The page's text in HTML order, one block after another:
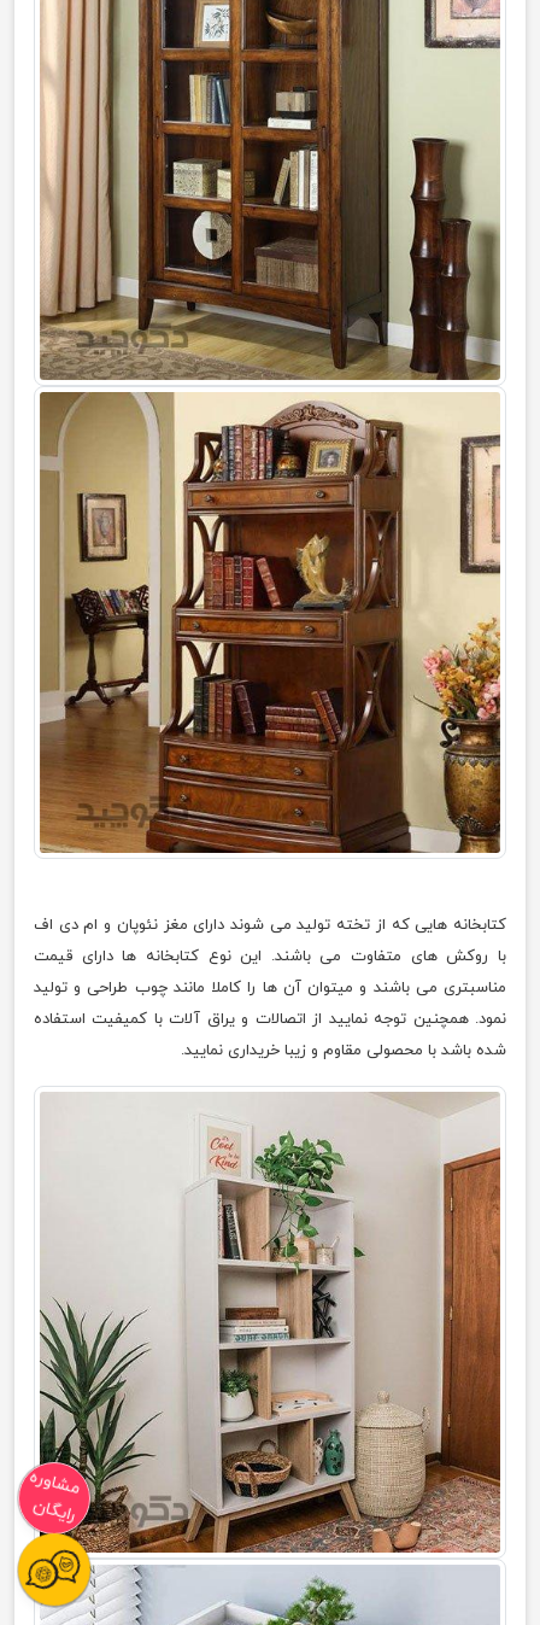
کتابخانه هایی که از تخته تولید می شوند دارای مغز نئوپان و ام دی اف
با روکش های متفاوت می باشند. این نوع کتابخانه ها دارای قیمت
مناسبتری می باشند و میتوان آن ها را کاملا مانند چوب طراحی و تولید
نمود. همچنین توجه نمایید از اتصالات و یراق آلات با کمیفیت استفاده
شده باشد با محصولی مقاوم و زیبا خریداری نمایید.
مشاوره
رایگان